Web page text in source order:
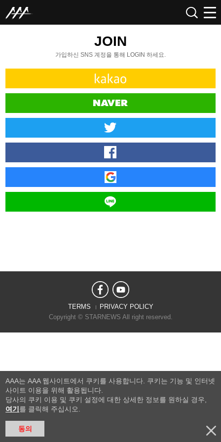
JOIN
가입하신 SNS 계정을 통해 LOGIN 하세요.
TERMS
PRIVACY POLICY
Copyright © STARNEWS All right reserved.
AAA는 AAA 웹사이트에서 쿠키를 사용합니다. 쿠키는 기능 및 인터넷
사이트 이용을 위해 활용됩니다.
당사의 쿠키 이용 및 쿠키 설정에 대한 상세한 정보를 원하실 경우,
여기 를 클릭해 주십시오.
동의